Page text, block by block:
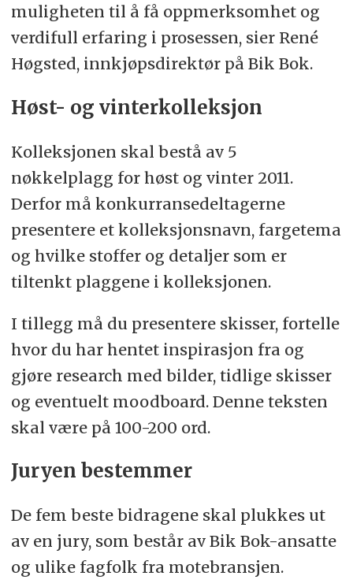
muligheten til å få oppmerksomhet og
verdifull erfaring i prosessen, sier René
Høgsted, innkjøpsdirektør på Bik Bok.
Høst- og vinterkolleksjon
Kolleksjonen skal bestå av 5
nøkkelplagg for høst og vinter 2011.
Derfor må konkurransedeltagerne
presentere et kolleksjonsnavn, fargetema
og hvilke stoffer og detaljer som er
tiltenkt plaggene i kolleksjonen.
I tillegg må du presentere skisser, fortelle
hvor du har hentet inspirasjon fra og
gjøre research med bilder, tidlige skisser
og eventuelt moodboard. Denne teksten
skal være på 100-200 ord.
Juryen bestemmer
De fem beste bidragene skal plukkes ut
av en jury, som består av Bik Bok-ansatte
og ulike fagfolk fra motebransjen.